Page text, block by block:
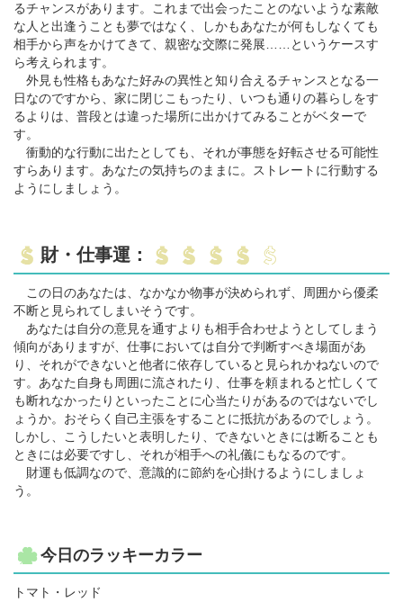
るチャンスがあります。これまで出会ったことのないような素敵
な人と出逢うことも夢ではなく、しかもあなたが何もしなくても
相手から声をかけてきて、親密な交際に発展……というケースす
ら考えられます。
外見も性格もあなた好みの異性と知り合えるチャンスとなる一
日なのですから、家に閉じこもったり、いつも通りの暮らしをす
るよりは、普段とは違った場所に出かけてみることがベターで
す。
衝動的な行動に出たとしても、それが事態を好転させる可能性
すらあります。あなたの気持ちのままに。ストレートに行動する
ようにしましょう。
財・仕事運：
この日のあなたは、なかなか物事が決められず、周囲から優柔
不断と見られてしまいそうです。
あなたは自分の意見を通すよりも相手合わせようとしてしまう
傾向がありますが、仕事においては自分で判断すべき場面があ
り、それができないと他者に依存していると見られかねないので
す。あなた自身も周囲に流されたり、仕事を頼まれると忙しくて
も断れなかったりといったことに心当たりがあるのではないでし
ょうか。おそらく自己主張をすることに抵抗があるのでしょう。
しかし、こうしたいと表明したり、できないときには断ることも
ときには必要ですし、それが相手への礼儀にもなるのです。
財運も低調なので、意識的に節約を心掛けるようにしましょ
う。
今日のラッキーカラー
トマト・レッド